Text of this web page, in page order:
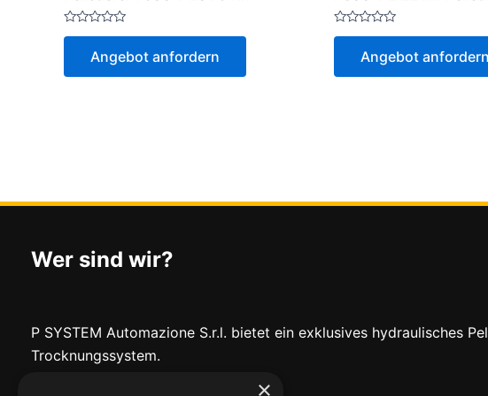
Bewertet
5
Angebot anfordern
Bewertet
5
Angebot anfordern
Wer sind wir?
P SYSTEM Automazione S.r.l. bietet ein exklusives hydraulisches
Trocknungssystem.
×